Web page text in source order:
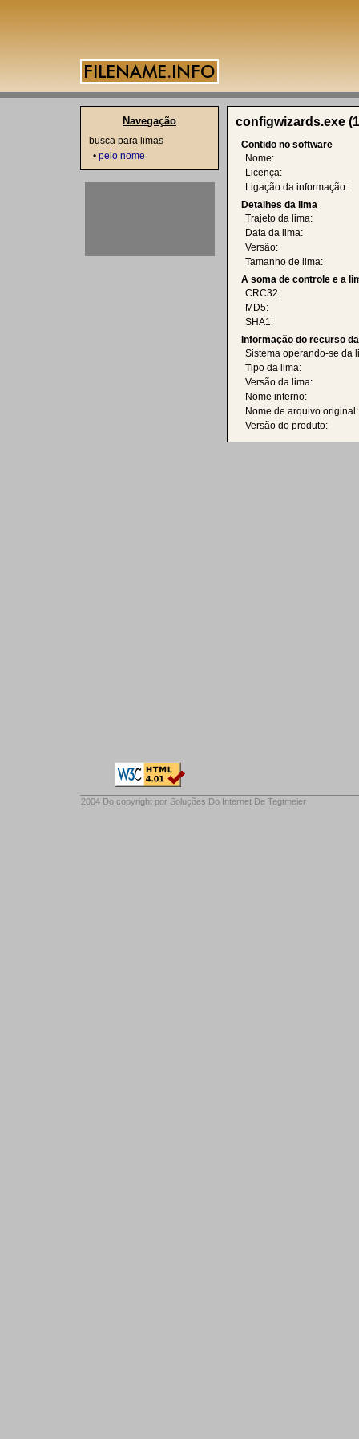
configwizards.exe
Contido no software
Nome:
Licença:
Ligação da informação:
Detalhes da lima
Trajeto da lima:
Data da lima:
Versão:
Tamanho de lima:
A soma de controle e a
CRC32:
MD5:
SHA1:
Informação do recurso
Sistema operando-se da
Tipo da lima:
Versão da lima:
Nome interno:
Nome de arquivo original:
Versão do produto:
Navegação
busca para limas
• pelo nome
2004 Do copyright por Soluções Do Internet De Tegtmeier